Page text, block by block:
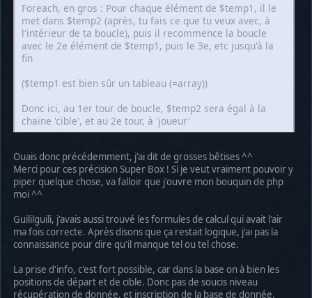
Foreach, en gros : Pour chaque élément de $temp1, il le
met dans $temp2 (après, tu fais ce que tu veux avec, à
l'intérieur de ta boucle), puis il recommence la boucle
avec le 2e élément de $temp1, puis le 3e, etc jusqu'à la
fin
($temp1 est bien sûr un tableau (=array))
Donc ici, au 1er tour de boucle, $temp2 sera égal à la
chaine 'cible', et au 2e tour, à 'joueur'
Ouais donc précédemment, j'ai dit de grosses bêtises ^^
Merci pour ces précision Super Box ! Si je veut vraiment pouvoir y
piper quelque chose, va falloir que j'ouvre mon bouquin de php
moi ^^
Guililguili, j'avais aussi trouvé les formules de calcul qui avait l'air
ma fois correcte. Après disons que ça restait logique, j'ai pas la
connaissance pour dire qu'il manque tel ou tel chose.
La prise d'info, c'est fort possible, car dans la base on à bien les
positions de départ et de cible. Donc pas de soucis niveau
récupération de donnée, et inscription de la base de donnée.